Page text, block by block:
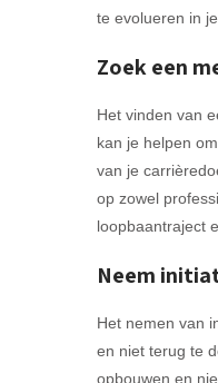
te evolueren in
Zoek een
Het vinden van
kan je helpen
van je
op zowel
loopbaantraject
Neem
Het nemen van
en niet terug te
opbouwen en